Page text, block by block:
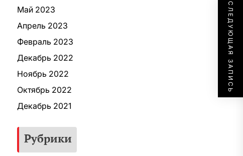
СЛЕДУЮЩАЯ ЗАПИСЬ
Май 2023
Апрель 2023
Февраль 2023
Декабрь 2022
Ноябрь 2022
Октябрь 2022
Декабрь 2021
Рубрики